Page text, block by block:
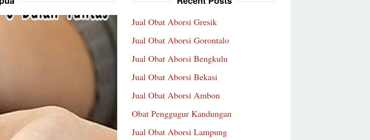
Jual Obat Aborsi Gresik
Jual Obat Aborsi Gorontalo
Jual Obat Aborsi Bengkulu
Jual Obat Aborsi Bekasi
Jual Obat Aborsi Ambon
Obat Penggugur Kandungan
Jual Obat Aborsi Lampung